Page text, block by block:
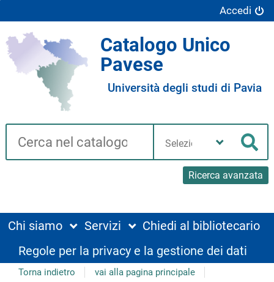
Accedi
Catalogo Unico
Pavese
Università degli studi di Pavia
Cerca su "Catalogo"
Ricerca avanzata
biblioteca
Chi siamo Servizi
Chiedi al bibliotecario
Regole per la privacy e la gestione dei dati
Torna indietro vai alla pagina principale